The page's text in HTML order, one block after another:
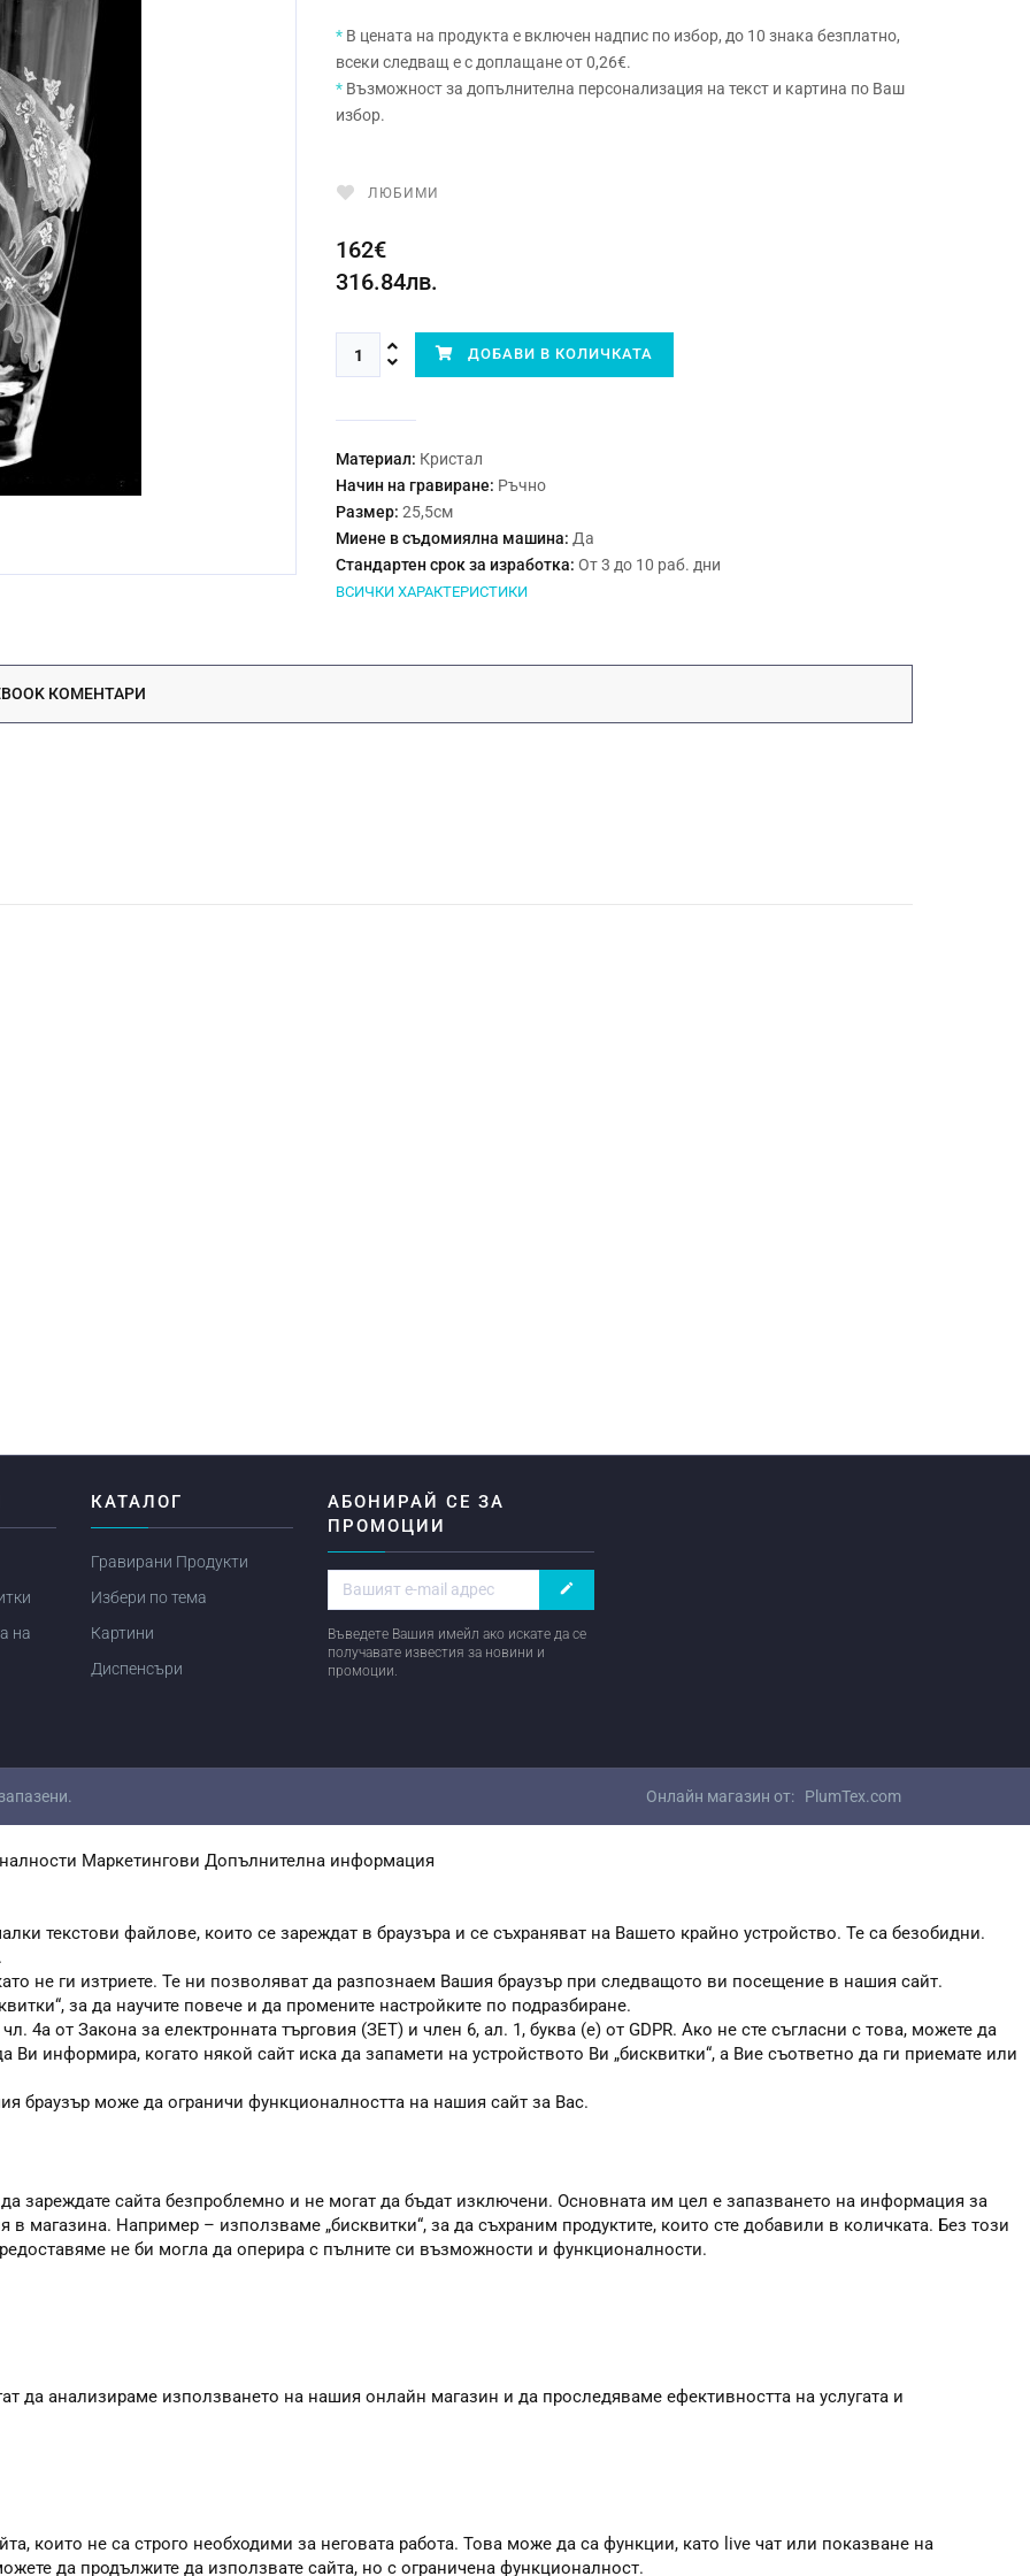
* В цената на продукта е включен надпис по избор, до 10 знака безплатно,
всеки следващ е с доплащане от 0,26€.
* Възможност за допълнителна персонализация на текст и картина по Ваш
избор.
ЛЮБИМИ
162€
316.84лв.
ДОБАВИ В КОЛИЧКАТА
Материал: Кристал
Начин на гравиране: Ръчно
Размер: 25,5см
Миене в съдомиялна машина: Да
Стандартен срок за изработка: От 3 до 10 раб. дни
ВСИЧКИ ХАРАКТЕРИСТИКИ
КОМЕНТАРИ
на
КАТАЛОГ
Гравирани Продукти
Избери по тема
Картини
Диспенсъри
АБОНИРАЙ СЕ ЗА
ПРОМОЦИИ
create
Въведете Вашия имейл ако искате да се
получавате известия за новини и
промоции.
Онлайн магазин от: PlumTex.com
Маркетингови Допълнителна информация
текстови файлове, които се зареждат в браузъра и се съхраняват на Вашето крайно устройство. Те са безобидни.
не ги изтриете. Те ни позволяват да разпознаем Вашия браузър при следващото ви посещение в нашия сайт.
за да научите повече и да промените настройките по подразбиране.
4а от Закона за електронната търговия (ЗЕТ) и член 6, ал. 1, буква (е) от GDPR. Ако не сте съгласни с това, можете да
Ви информира, когато някой сайт иска да запамети на устройството Ви „бисквитки“, а Вие съответно да ги приемате или
браузър може да ограничи функционалността на нашия сайт за Вас.
зареждате сайта безпроблемно и не могат да бъдат изключени. Основната им цел е запазването на информация за
в магазина. Например – използваме „бисквитки“, за да съхраним продуктите, които сте добавили в количката. Без този
не би могла да оперира с пълните си възможности и функционалности.
да анализираме използването на нашия онлайн магазин и да проследяваме ефективността на услугата и
които не са строго необходими за неговата работа. Това може да са функции, като live чат или показване на
да продължите да използвате сайта, но с ограничена функционалност.